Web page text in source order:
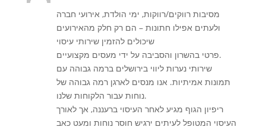
מסיבות רווקים/רווקות, ימי הולדת, אירועי חברה
ולעתים אפילו חתונות – הם רק חלק מהאירועים
שיכולים להזמין שירותי עיסוי
פרטי בהשרון והסביבה על ידי מעסים מקצועיים.
שירותי נערות ליווי בירושלים ברמה גבוהה עם
תמונות אמיתיות. אנו מנסים לארגן רמה גבוהה של
נוחות עבור הלקוחות שלנו.
ריפיון הגוף מגיע לאחר העיסוי ברעננה, אך לאורך
העיסוי המטופל לעיתים ירגיש חוסר נוחות ומעט כאב